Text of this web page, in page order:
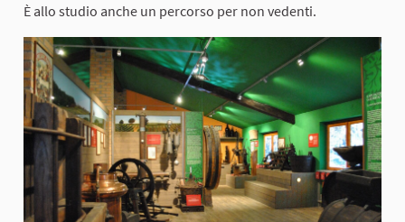
È allo studio anche un percorso per non vedenti.